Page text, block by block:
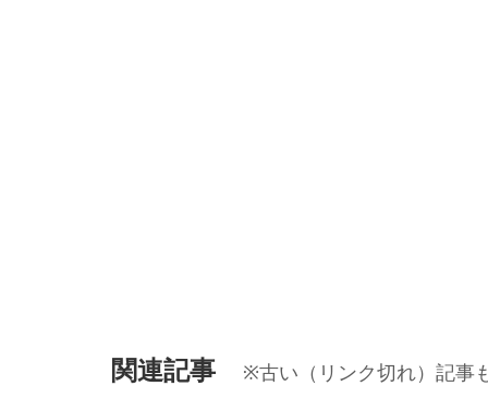
関連記事 ※古い（リンク切れ）記事